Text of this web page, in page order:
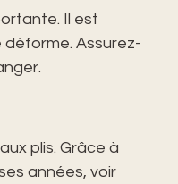
Il est
Assurez-
plis. Grâce à
années, voir